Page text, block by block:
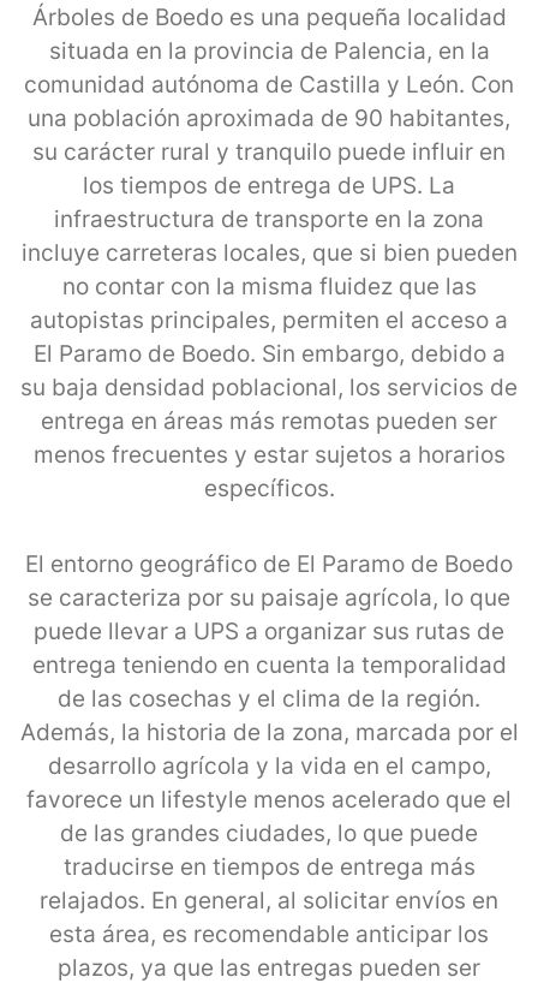
Árboles de Boedo es una pequeña localidad
situada en la provincia de Palencia, en la
comunidad autónoma de Castilla y León. Con
una población aproximada de 90 habitantes,
su carácter rural y tranquilo puede influir en
los tiempos de entrega de UPS. La
infraestructura de transporte en la zona
incluye carreteras locales, que si bien pueden
no contar con la misma fluidez que las
autopistas principales, permiten el acceso a
El Paramo de Boedo. Sin embargo, debido a
su baja densidad poblacional, los servicios de
entrega en áreas más remotas pueden ser
menos frecuentes y estar sujetos a horarios
específicos.
El entorno geográfico de El Paramo de Boedo
se caracteriza por su paisaje agrícola, lo que
puede llevar a UPS a organizar sus rutas de
entrega teniendo en cuenta la temporalidad
de las cosechas y el clima de la región.
Además, la historia de la zona, marcada por el
desarrollo agrícola y la vida en el campo,
favorece un lifestyle menos acelerado que el
de las grandes ciudades, lo que puede
traducirse en tiempos de entrega más
relajados. En general, al solicitar envíos en
esta área, es recomendable anticipar los
plazos, ya que las entregas pueden ser